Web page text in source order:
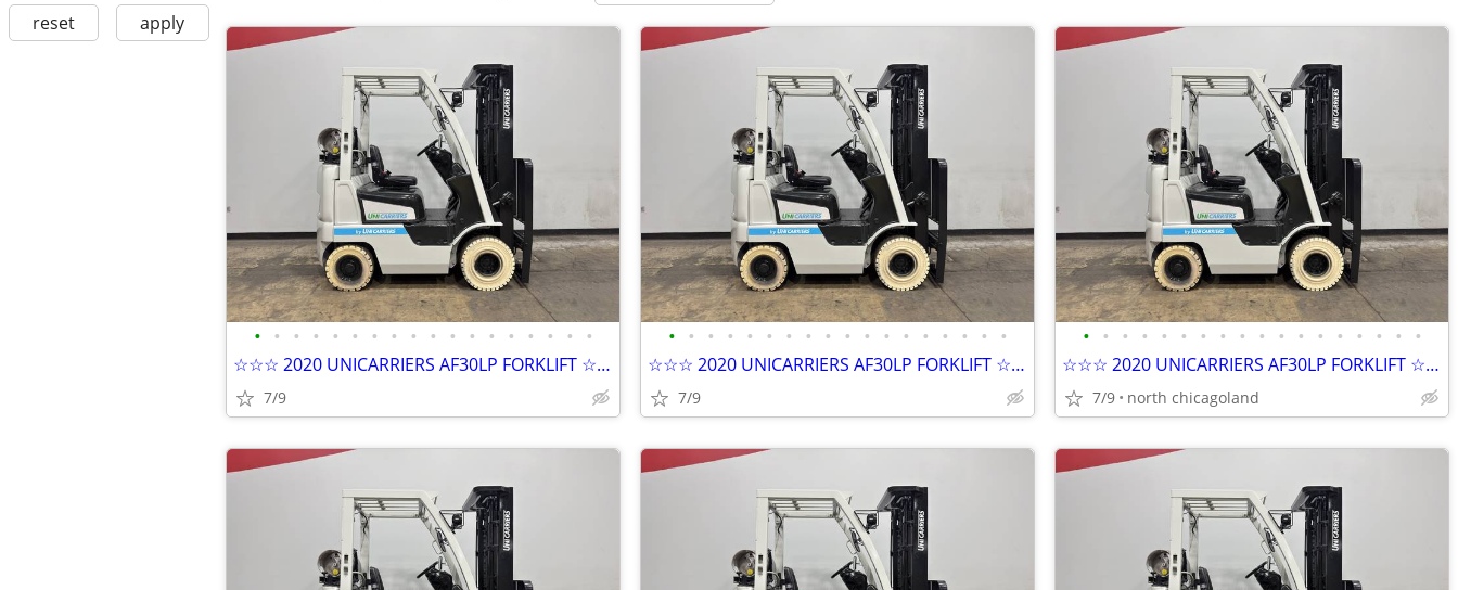
reset apply
• • • • • • • • • • • • • • • • • •
☆☆☆ 2020 UNICARRIERS AF30LP FORKLIFT ☆☆☆
7/9
• • • • • • • • • • • • • • • • • •
☆☆☆ 2020 UNICARRIERS AF30LP FORKLIFT ☆☆☆
7/9
• • • • • • • • • • • • • • • • • •
☆☆☆ 2020 UNICARRIERS AF30LP FORKLIFT ☆☆☆
7/9 north chicagoland